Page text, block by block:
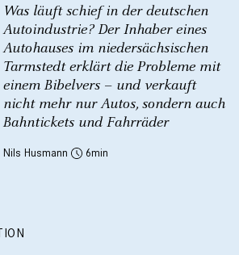
Was läuft schief in der deutschen
Autoindustrie? Der Inhaber eines
Autohauses im niedersächsischen
Tarmstedt erklärt die Probleme mit
einem Bibelvers – und verkauft
nicht mehr nur Autos, sondern auch
Bahntickets und Fahrräder
Nils Husmann 6